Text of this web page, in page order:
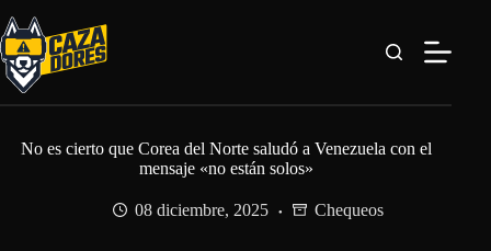
al
contenido
No es cierto que Corea del Norte saludó a Venezuela con el
mensaje «no están solos»
08 diciembre, 2025 Chequeos